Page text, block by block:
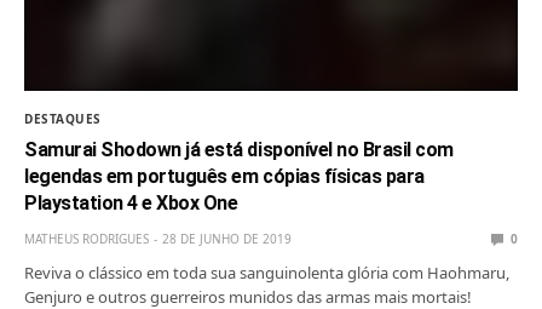
DESTAQUES
Samurai Shodown já está disponível no Brasil com
legendas em português em cópias físicas para
Playstation 4 e Xbox One
MATHEUS RODRIGUES 28 DE JUNHO DE 2019 0
Reviva o clássico em toda sua sanguinolenta glória com Haohmaru,
Genjuro e outros guerreiros munidos das armas mais mortais!